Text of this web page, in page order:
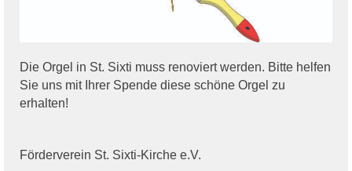
Die Orgel in St. Sixti muss renoviert werden. Bitte helfen
Sie uns mit Ihrer Spende diese schöne Orgel zu
erhalten!
Förderverein St. Sixti-Kirche e.V.